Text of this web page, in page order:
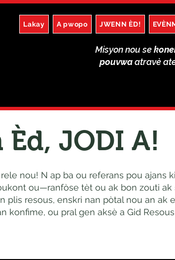
Lakay A pwopo JWENN ÈD!
Misyon nou se
pouvwaatravè
JODI A!
nou! N ap ba ou referans pou ajans
ou—ranfòse tèt ou ak bon zouti ak
plis resous, enskri nan pòtal nou an
konfime, ou pral gen aksè a Gid Resous